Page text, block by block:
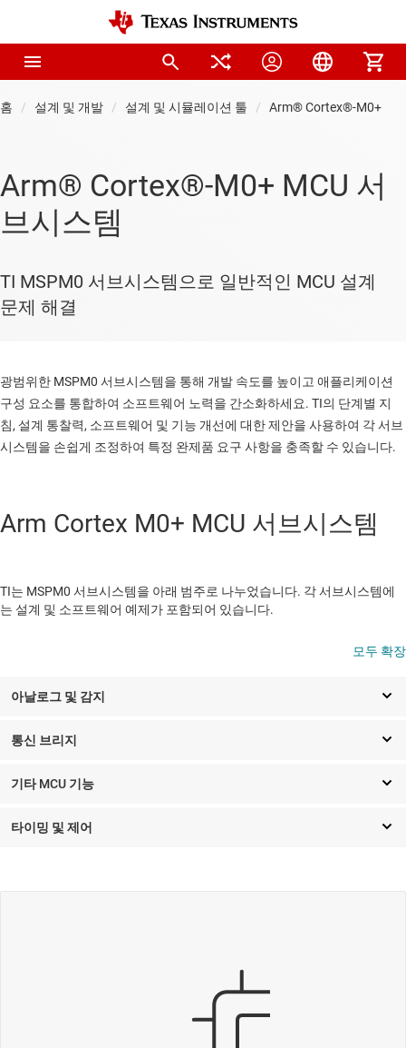
홈 설계 및 개발 설계 및 시뮬레이션 툴 Arm® Cortex®-M0+
Arm® Cortex®-M0+ MCU 서
브시스템
TI MSPM0 서브시스템으로 일반적인 MCU 설계
문제 해결
광범위한 MSPM0 서브시스템을 통해 개발 속도를 높이고 애플리케이션
구성 요소를 통합하여 소프트웨어 노력을 간소화하세요. TI의 단계별 지
침, 설계 통찰력, 소프트웨어 및 기능 개선에 대한 제안을 사용하여 각 서브
시스템을 손쉽게 조정하여 특정 완제품 요구 사항을 충족할 수 있습니다.
Arm Cortex M0+ MCU 서브시스템
TI는 MSPM0 서브시스템을 아래 범주로 나누었습니다. 각 서브시스템에
는 설계 및 소프트웨어 예제가 포함되어 있습니다.
모두 확장
아날로그 및 감지
통신 브리지
기타 MCU 기능
타이밍 및 제어